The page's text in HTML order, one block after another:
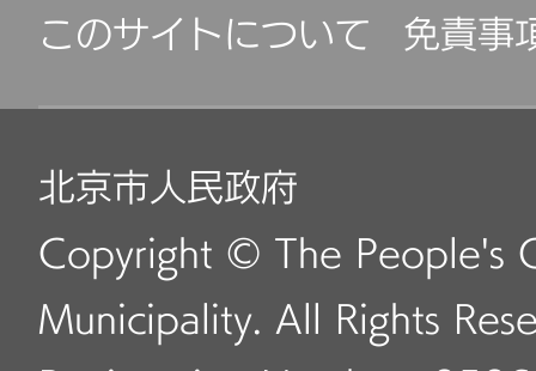
このサイトについて 免責事
北京市人民政府
Copyright © The People's
Municipality. All Rights